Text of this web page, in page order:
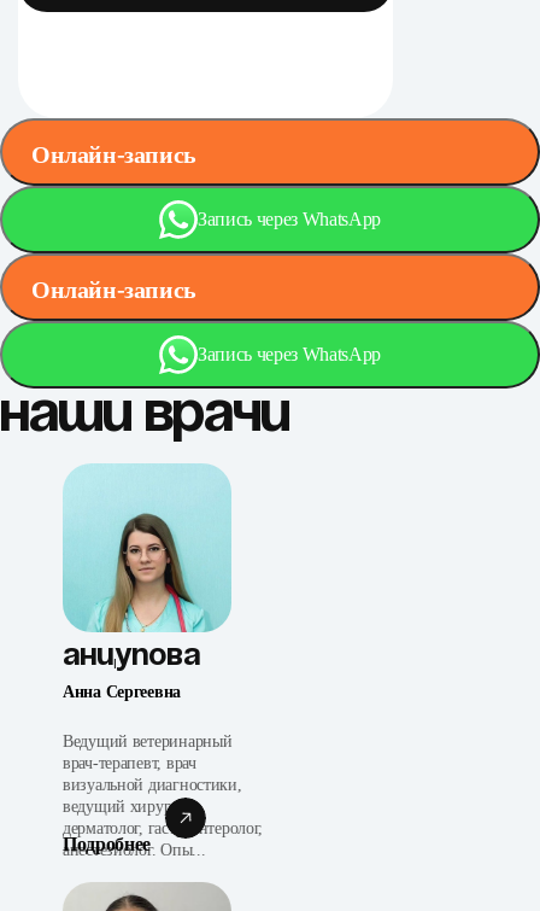
Онлайн-запись
Запись через WhatsApp
Онлайн-запись
Запись через WhatsApp
Наши врачи
Анцупова
Анна Сергеевна
Ведущий ветеринарный
врач-терапевт, врач
визуальной диагностики,
ведущий хирург,
дерматолог, гастроэнтеролог,
анестезиолог. Опы...
Подробнее